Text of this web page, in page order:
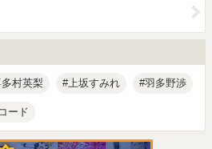
村英梨 上坂すみれ 羽多野渉
ード